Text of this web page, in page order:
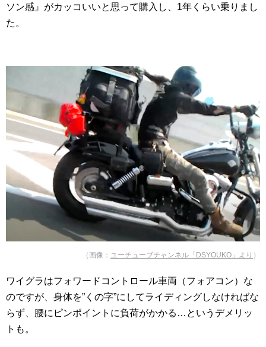
ソン感』がカッコいいと思って購入し、1年くらい乗りまし
た。
（画像： ユーチューブチャンネル「DSYOUKO」より ）
ワイグラはフォワードコントロール車両（フォアコン）な
のですが、身体を”くの字”にしてライディングしなければな
らず、腰にピンポイントに負荷がかかる…というデメリッ
トも。